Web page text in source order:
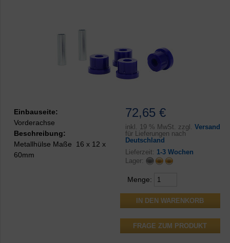
72,65 €
inkl. 19 % MwSt. zzgl. Versand
für Lieferungen nach
Deutschland
Lieferzeit: 1-3 Wochen
Lager:
Menge:
FRAGE ZUM PRODUKT
Einbauseite:
Vorderachse
Beschreibung:
Metallhülse Maße 16 x 12 x
60mm